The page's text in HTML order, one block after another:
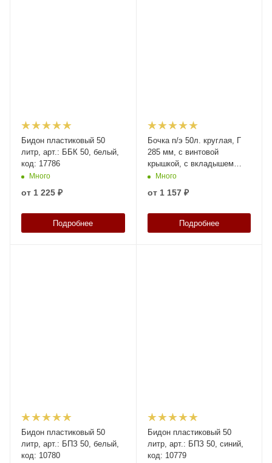
Бидон пластиковый 50
литр, арт.: ББК 50, белый,
код: 17786
Много
от 1 225 ₽
Подробнее
Бочка п/э 50л. круглая, Г
285 мм, с винтовой
крышкой, с вкладышем
внутри, с усил ручками,
Много
от 1 157 ₽
Подробнее
Бидон пластиковый 50
литр, арт.: БПЗ 50, белый,
код: 10780
Бидон пластиковый 50
литр, арт.: БПЗ 50, синий,
код: 10779